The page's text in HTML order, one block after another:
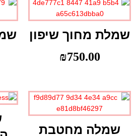
שמלת מחוך שיפון
₪750.00
שמלה מחטבת